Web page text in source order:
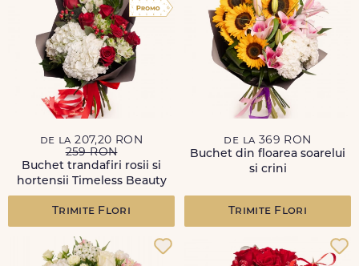
de la 207,20 RON
259 RON
Buchet trandafiri rosii si
hortensii Timeless Beauty
Trimite Flori
de la 369 RON
Buchet din floarea soarelui
si crini
Trimite Flori